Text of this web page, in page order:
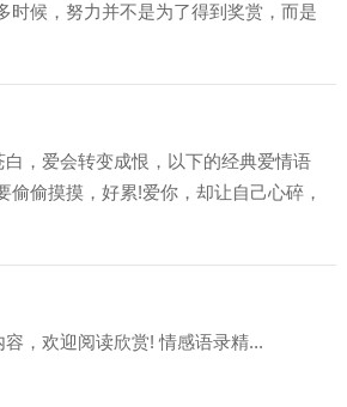
时候，努力并不是为了得到奖赏，而是
，爱会转变成恨，以下的经典爱情语
偷摸摸，好累!爱你，却让自己心碎，
，欢迎阅读欣赏! 情感语录精...